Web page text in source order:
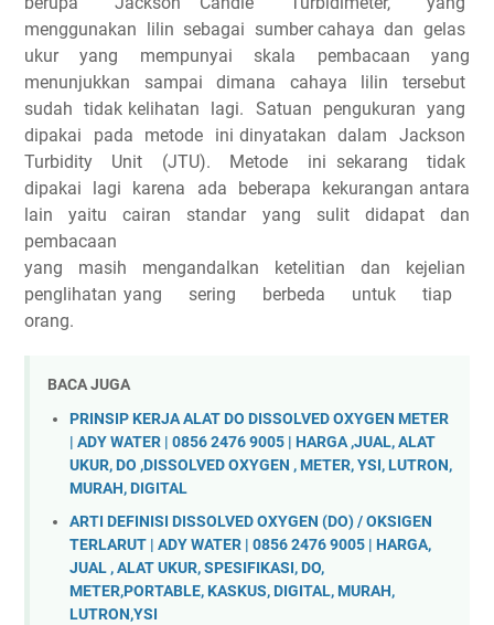
menggunakan lilin sebagai sumber cahaya dan gelas
ukur yang mempunyai skala pembacaan yang
menunjukkan sampai dimana cahaya lilin tersebut
sudah tidak kelihatan lagi. Satuan pengukuran yang
dipakai pada metode ini dinyatakan dalam Jackson
Turbidity Unit (JTU). Metode ini sekarang tidak
dipakai lagi karena ada beberapa kekurangan antara
lain yaitu cairan standar yang sulit didapat dan
pembacaan
yang masih mengandalkan ketelitian dan kejelian
penglihatan yang sering berbeda untuk tiap
orang.
BACA JUGA
PRINSIP KERJA ALAT DO DISSOLVED OXYGEN METER
| ADY WATER | 0856 2476 9005 | HARGA ,JUAL, ALAT
UKUR, DO ,DISSOLVED OXYGEN , METER, YSI, LUTRON,
MURAH, DIGITAL
ARTI DEFINISI DISSOLVED OXYGEN (DO) / OKSIGEN
TERLARUT | ADY WATER | 0856 2476 9005 | HARGA,
JUAL , ALAT UKUR, SPESIFIKASI, DO,
METER,PORTABLE, KASKUS, DIGITAL, MURAH,
LUTRON,YSI